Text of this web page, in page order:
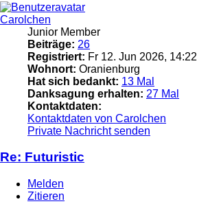
Carolchen
Junior Member
Beiträge: 26
Registriert: Fr 12. Jun 2026, 14:22
Wohnort: Oranienburg
Hat sich bedankt: 13 Mal
Danksagung erhalten: 27 Mal
Kontaktdaten:
Kontaktdaten von Carolchen
Private Nachricht senden
Re: Futuristic
Melden
Zitieren